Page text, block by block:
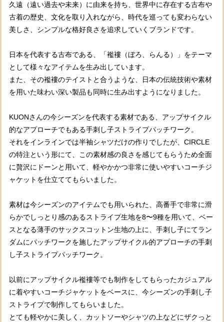
久遠（遠い過去や未来）に由来を持ち、世界中に存在する古布や
古着の歴史、文化を取り入れながら、時代を巡っても変わらない
美しさ、シンプルな格好良さを追求していくブランドです。
日本を代表する古布である、「襤褸（ぼろ、らんる）」をテーマ
として様々なアイテムを生み出しています。
また、その襤褸のテイストと合うような、日本の伝統技術や素材
を用いた味わい深い製品も同時に生み出すようになりました。
KUONさんの今シーズンを代表する素材である、アップサイクル
的なアプローチでもある手刺し子ストライプパッチワーク。
それをインラインでは半袖シャツだけの作りでしたが、CIRCLE
の特注という形にて、この素材感の良さを感じてもらうため全面
に贅沢にドーンと用いて、軽やかかつ非常に使いやすいコーチジ
ャケットを仕立ててもらいました。
素材は今シーズンのアイテムでも用いられた、高番手で非常に滑
らかでしっとり感のあるストライプ生地を8〜9種を用いて、ベー
スとなる薄手のサックスコットン生地の上に、手刺し子にてラン
ダムにパッチワークを施したアップサイクル的アプローチの手刺
し子ストライプパッチワーク。
以前にアップサイクル襤褸等でも制作をしてもらったカジュアル
に着やすいコーチジャケットをベースに、今シーズンの手刺し子
ストライプで制作してもらいました。
とても軽やかに美しく、カットソーやシャツの上などにザクっと